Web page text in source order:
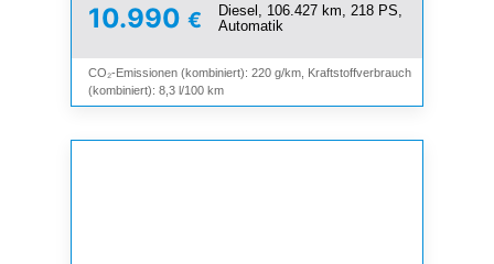
10.990 €
Diesel, 106.427 km, 218 PS,
Automatik
CO₂-Emissionen (kombiniert): 220 g/km, Kraftstoffverbrauch
(kombiniert): 8,3 l/100 km